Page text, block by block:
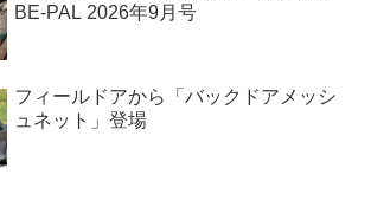
BE-PAL 2026年9月号
フィールドアから「バックドアメッシ
ュネット」登場